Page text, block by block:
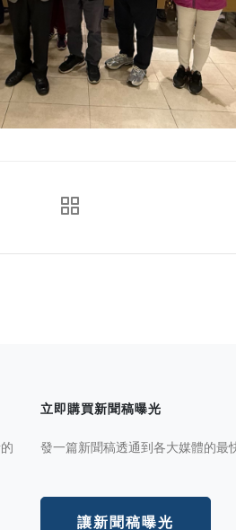
立即購買新聞稿曝光
發一篇新聞稿透通到各大媒體的最
讓新聞稿曝光